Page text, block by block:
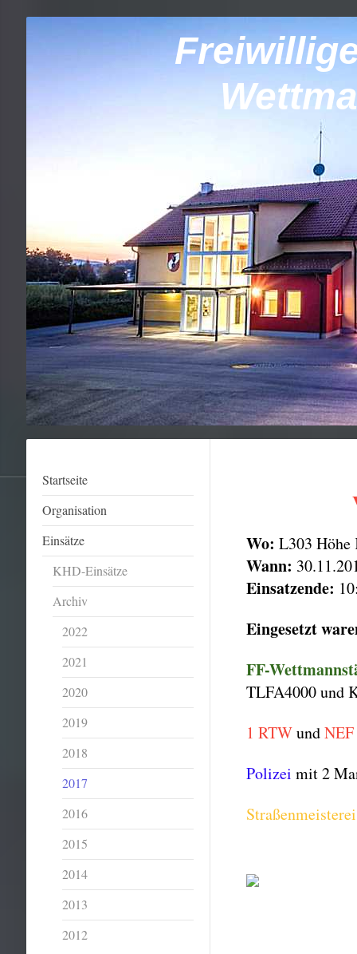
Startseite
Organisation
Einsätze
KHD-Einsätze
Archiv
2022
2021
2020
2019
2018
2017
2016
2015
2014
2013
2012
Wo: L303 Höhe
Wann:
Einsatzende:
Eingesetzt
FF-
TLFA4000 und
1 RTWundNEF
Polizei mit 2
Straßenmeisterei